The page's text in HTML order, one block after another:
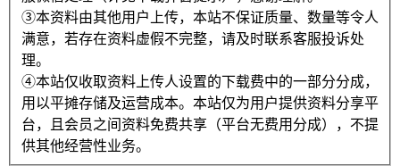
③本资料由其他用户上传，本站不保证质量、数量等令人
满意，若存在资料虚假不完整，请及时联系客服投诉处
理。
④本站仅收取资料上传人设置的下载费中的一部分分成，
用以平摊存储及运营成本。本站仅为用户提供资料分享平
台，且会员之间资料免费共享（平台无费用分成），不提
供其他经营性业务。